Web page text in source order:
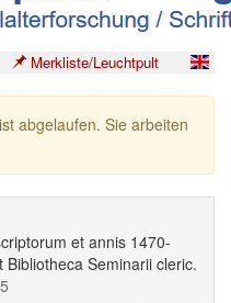
Merkliste/Leuchtpult
abgelaufen. Sie arbeiten
et annis 1470-
Seminarii cleric.